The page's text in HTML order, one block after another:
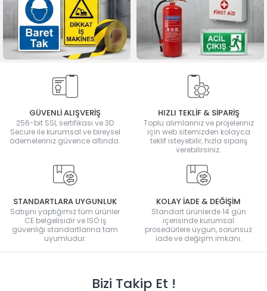
GÜVENLİ ALIŞVERİŞ
256-bit SSL sertifikası ve 3D
Secure ile kurumsal ve bireysel
ödemeleriniz güvence altında.
HIZLI TEKLİF & SİPARİŞ
Toplu alımlarınız ve projeleriniz
için web sitemizden kolayca
teklif isteyebilir, hızla sipariş
verebilirsiniz.
STANDARTLARA UYGUNLUK
Satışını yaptığımız tüm ürünler
CE belgelisidir ve ISO iş
güvenliği standartlarına tam
uyumludur.
KOLAY İADE & DEĞİŞİM
Standart ürünlerde 14 gün
içerisinde kurumsal
prosedürlere uygun, sorunsuz
iade ve değişim imkanı.
Bizi Takip Et !